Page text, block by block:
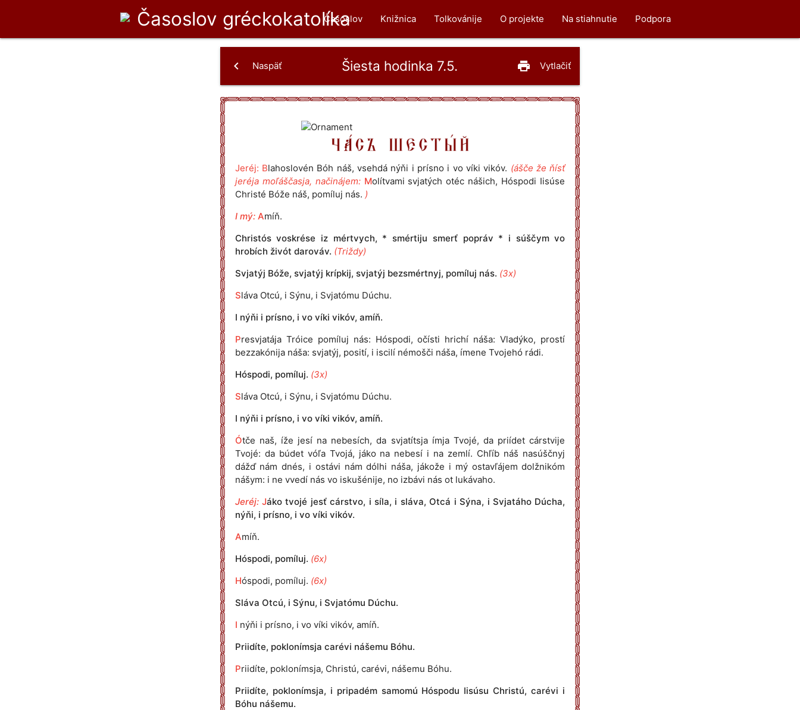
Časoslov gréckokatolíka
Časoslov Knižnica Tolkovánije O projekte Na stiahnutie Podpora
Šiesta hodinka 7.5.
chevron_left Naspäť print Vytlačiť
Jeréj: Blahoslovén Bóh náš, vsehdá nýňi i prísno i vo víki vikóv. (ášče že ňísť
jeréja moľáščasja, načinájem: Molítvami svjatých otéc nášich, Hóspodi Iisúse
Christé Bóže náš, pomíluj nás. )
I mý: Amíň.
Christós voskrése iz mértvych, * smértiju smerť popráv * i súščym vo
hrobích živót darováv. (Triždy)
Svjatýj Bóže, svjatýj krípkij, svjatýj bezsmértnyj, pomíluj nás. (3x)
Sláva Otcú, i Sýnu, i Svjatómu Dúchu.
I nýňi i prísno, i vo víki vikóv, amíň.
Presvjatája Tróice pomíluj nás: Hóspodi, očísti hrichí náša: Vladýko, prostí
bezzakónija náša: svjatýj, posití, i iscilí némošči náša, ímene Tvojehó rádi.
Hóspodi, pomíluj. (3x)
Sláva Otcú, i Sýnu, i Svjatómu Dúchu.
I nýňi i prísno, i vo víki vikóv, amíň.
Ótče naš, íže jesí na nebesích, da svjatítsja ímja Tvojé, da priídet cárstvije
Tvojé: da búdet vóľa Tvojá, jáko na nebesí i na zemlí. Chľíb náš nasúščnyj
dážď nám dnés, i ostávi nám dólhi náša, jákože i mý ostavľájem dolžnikóm
nášym: i ne vvedí nás vo iskušénije, no izbávi nás ot lukávaho.
Jeréj: Jáko tvojé jesť cárstvo, i síla, i sláva, Otcá i Sýna, i Svjatáho Dúcha,
nýňi, i prísno, i vo víki vikóv.
Amíň.
Hóspodi, pomíluj. (6x)
Hóspodi, pomíluj. (6x)
Sláva Otcú, i Sýnu, i Svjatómu Dúchu.
I nýňi i prísno, i vo víki vikóv, amíň.
Priidíte, poklonímsja carévi nášemu Bóhu.
Priidíte, poklonímsja, Christú, carévi, nášemu Bóhu.
Priidíte, poklonímsja, i pripadém samomú Hóspodu Iisúsu Christú, carévi i
Bóhu nášemu.